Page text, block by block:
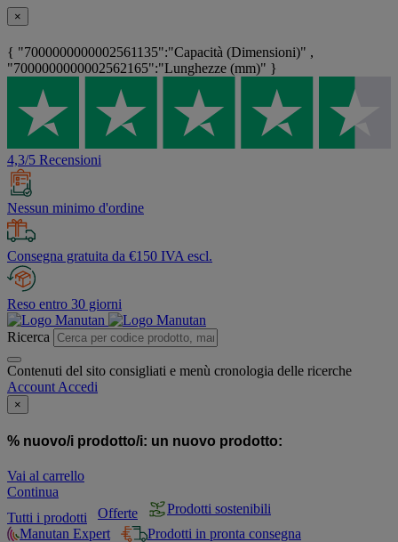
×
{ "7000000000002561135":"Capacità (Dimensioni)" ,
"7000000000002562165":"Lunghezze (mm)" }
4,3/5 Recensioni
Nessun minimo d'ordine
Consegna gratuita da €150 IVA escl.
Reso entro 30 giorni
Ricerca
Contenuti del sito consigliati e menù cronologia delle ricerche
Account Accedi
×
% nuovo/i prodotto/i: un nuovo prodotto:
Vai al carrello
Continua
Tutti i prodotti
Offerte
Prodotti sostenibili
Manutan Expert
Prodotti in pronta consegna